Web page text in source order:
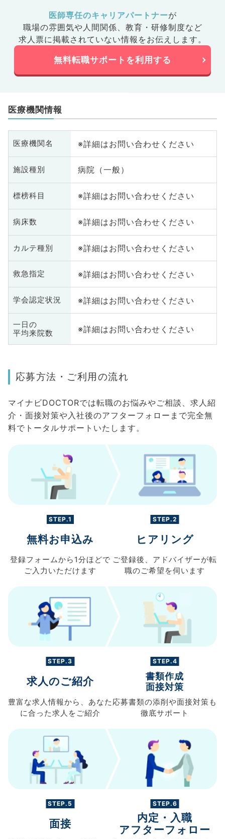
医師専任のキャリアパートナーが
職場の雰囲気や人間関係、 教育・研修制度など
求人票に掲載されていない情報をお伝えします。
無料転職サポートを利用する
医療機関情報
医療機関名 ※詳細はお問い合わせください
施設種別 病院（一般）
標榜科目 ※詳細はお問い合わせください
病床数 ※詳細はお問い合わせください
カルテ種別 ※詳細はお問い合わせください
救急指定 ※詳細はお問い合わせください
学会認定状況 ※詳細はお問い合わせください
一日の
平均来院数
※詳細はお問い合わせください
応募方法・ご利用の流れ
マイナビDOCTORでは転職のお悩みやご相談、求人紹
介・面接対策や入社後のアフターフォローまで完全無
料でトータルサポートいたします。
STEP.1
無料お申込み
登録フォームから 1分ほどで
ご入力 いただけます
STEP.2
ヒアリング
ご登録後、 アドバイザーが転
職のご希望を伺います
STEP.3
求人のご紹介
豊富な求人情報から、 あなた
に合った求人を ご紹介
STEP.4
書類作成
面接対策
応募書類の添削や面接対策も
徹底サポート
STEP.5
面接
STEP.6
内定・入職
アフターフォロー